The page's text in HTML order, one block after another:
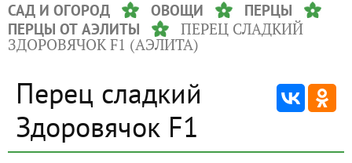
САД И ОГОРОД ОВОЩИ
ПЕРЦЫ
ПЕРЦЫ ОТ АЭЛИТЫ
ПЕРЕЦ СЛАДКИЙ
ЗДОРОВЯЧОК F1 (АЭЛИТА)
Перец сладкий
Здоровячок F1